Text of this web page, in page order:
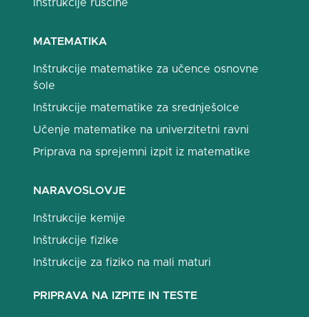
Inštrukcije ruščine
MATEMATIKA
Inštrukcije matematike za učence osnovne
šole
Inštrukcije matematike za srednješolce
Učenje matematike na univerzitetni ravni
Priprava na sprejemni izpit iz matematike
NARAVOSLOVJE
Inštrukcije kemije
Inštrukcije fizike
Inštrukcije za fiziko na mali maturi
PRIPRAVA NA IZPITE IN TESTE